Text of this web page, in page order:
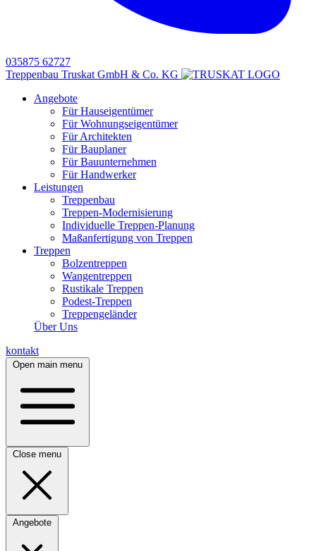
035875 62727
Treppenbau Truskat GmbH & Co. KG
Angebote
Für Hauseigentümer
Für Wohnungseigentümer
Für Architekten
Für Bauplaner
Für Bauunternehmen
Für Handwerker
Leistungen
Treppenbau
Treppen-Modernisierung
Individuelle Treppen-Planung
Maßanfertigung von Treppen
Treppen
Bolzentreppen
Wangentreppen
Rustikale Treppen
Podest-Treppen
Treppengeländer
Über Uns
kontakt
Open main menu
Close menu
Angebote